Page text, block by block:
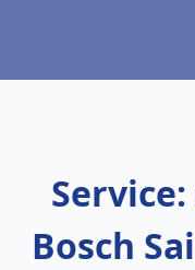
Bosch